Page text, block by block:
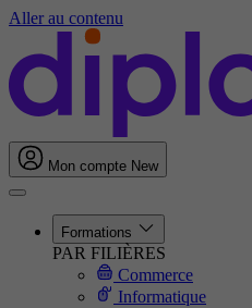
Aller au contenu
Mon compte New
Formations
PAR FILIÈRES
Commerce
Informatique